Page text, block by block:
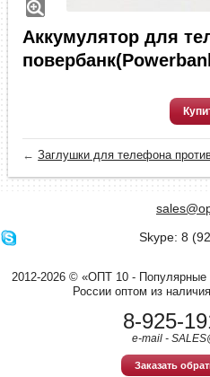
Аккумулятор для
←Заглушки для телефона
Skype: 8
2012-2026 © «ОПТ 10 -
России оптом из
8-925-
e-mail -
Заказать